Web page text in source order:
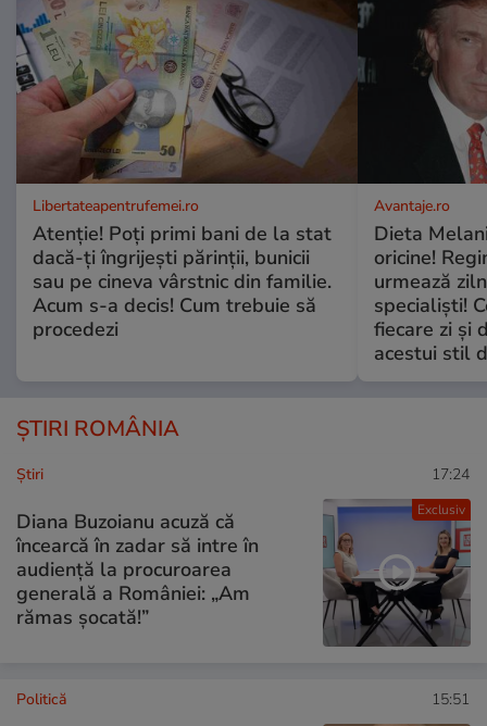
Libertateapentrufemei.ro
Atenție! Poți primi bani de la stat
dacă-ți îngrijești părinții, bunicii
sau pe cineva vârstnic din familie.
Acum s-a decis! Cum trebuie să
procedezi
Avantaje.ro
Dieta
oricine!
urmează
specialiști!
fiecare zi și
acestui stil
ȘTIRI ROMÂNIA
Exclusiv
Ştiri 17:24
Diana Buzoianu acuză că
încearcă în zadar să intre în
audiență la procuroarea
generală a României: „Am
rămas șocată!”
Politică 15:51